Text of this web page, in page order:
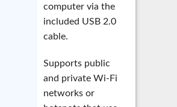
computer via the
included USB 2.0
cable.
Supports public
and private Wi-Fi
networks or